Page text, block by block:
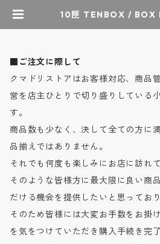
10匣 TENBOX /
■ご注文に際して
クマドリストアはお客様対応、商品
営を店主ひとりで切り盛りしている
す。
商品数も少なく、決して全ての方に
品揃えではありません。
それでも何度も楽しみにお店に訪れ
そのような皆様方に最大限に良い商
だける機会を提供したいと思っており
そのため皆様には大変お手数をお掛
を気をつけていただき購入手続き完